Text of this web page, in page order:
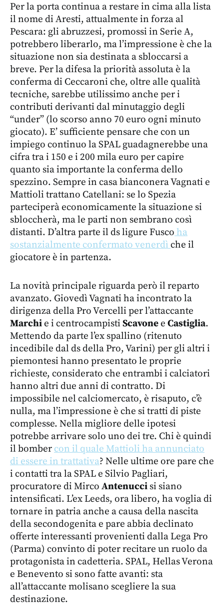
Per la porta continua a restare in cima alla lista
il nome di Aresti, attualmente in forza al
Pescara: gli abruzzesi, promossi in Serie A,
potrebbero liberarlo, ma l’impressione è che la
situazione non sia destinata a sbloccarsi a
breve. Per la difesa la priorità assoluta è la
conferma di Ceccaroni che, oltre alle qualità
tecniche, sarebbe utilissimo anche per i
contributi derivanti dal minutaggio degli
“under” (lo scorso anno 70 euro ogni minuto
giocato). E’ sufficiente pensare che con un
impiego continuo la SPAL guadagnerebbe una
cifra tra i 150 e i 200 mila euro per capire
quanto sia importante la conferma dello
spezzino. Sempre in casa bianconera Vagnati e
Mattioli trattano Catellani: se lo Spezia
parteciperà economicamente la situazione si
sbloccherà, ma le parti non sembrano così
distanti. D’altra parte il ds ligure Fusco ha
sostanzialmente confermato venerdì che il
giocatore è in partenza.
La novità principale riguarda però il reparto
avanzato. Giovedì Vagnati ha incontrato la
dirigenza della Pro Vercelli per l’attaccante
Marchie i centrocampisti Scavonee Castiglia.
Mettendo da parte l’ex spallino (ritenuto
incedibile dal ds della Pro, Varini) per gli altri i
piemontesi hanno presentato le proprie
richieste, considerato che entrambi i calciatori
hanno altri due anni di contratto. Di
impossibile nel calciomercato, è risaputo, c’è
nulla, ma l’impressione è che si tratti di piste
complesse. Nella migliore delle ipotesi
potrebbe arrivare solo uno dei tre. Chi è quindi
il bomber con il quale Mattioli ha annunciato
di essere in trattativa? Nelle ultime ore pare che
i contatti tra la SPAL e Silvio Pagliari,
procuratore di Mirco Antenucci si siano
intensificati. L’ex Leeds, ora libero, ha voglia di
tornare in patria anche a causa della nascita
della secondogenita e pare abbia declinato
offerte interessanti provenienti dalla Lega Pro
(Parma) convinto di poter recitare un ruolo da
protagonista in cadetteria. SPAL, Hellas Verona
e Benevento si sono fatte avanti: sta
all’attaccante molisano scegliere la sua
destinazione.